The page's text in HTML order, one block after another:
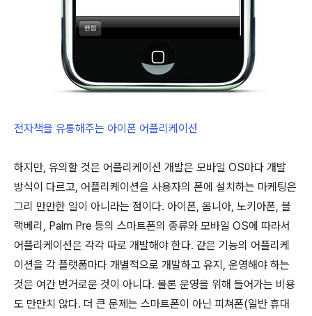
전자책을 유통해주는 아이폰 어플리케이션
하지만, 유의할 것은 어플리케이션 개발은 모바일 OS마다 개발
방식이 다르고, 어플리케이션을 사용자의 폰에 설치하는 마케팅은
그리 만만한 일이 아니라는 점이다. 아이폰, 옴니아, 노키아폰, 블
랙베리, Palm Pre 등의 스마트폰의 종류와 모바일 OS에 따라서
어플리케이션은 각각 따로 개발해야 한다. 같은 기능의 어플리케
이션을 각 플랫폼마다 개별적으로 개발하고 유지, 운영해야 하는
것은 여간 번거로운 것이 아니다. 물론 운영을 위해 들어가는 비용
도 만만치 않다. 더 큰 문제는 스마트폰이 아닌 피쳐폰(일반 휴대